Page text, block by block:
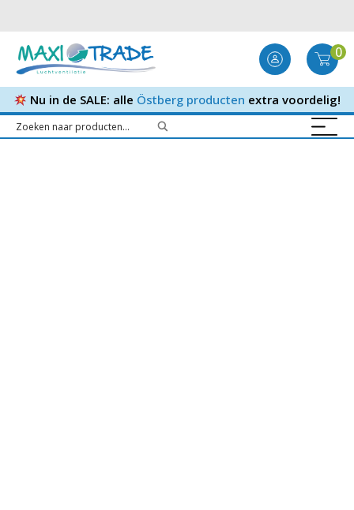
0
Nu in de SALE: alle Östberg producten extra voordelig!